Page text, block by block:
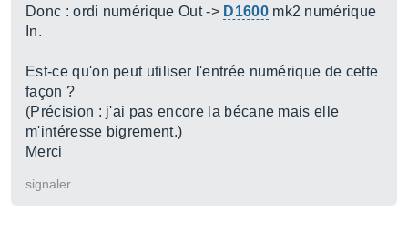
Donc : ordi numérique Out -> D1600mk2 numérique
In.
Est-ce qu'on peut utiliser l'entrée numérique de cette
façon ?
(Précision : j'ai pas encore la bécane mais elle
m'intéresse bigrement.)
Merci
signaler